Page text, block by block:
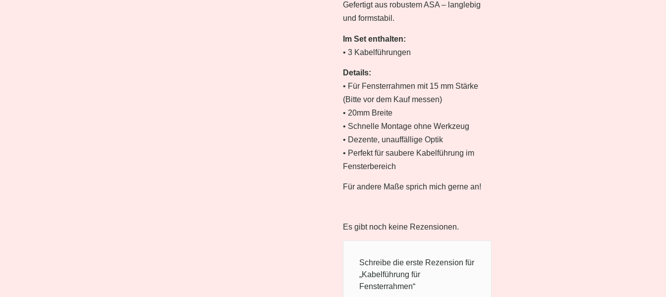
Gefertigt aus robustem ASA – langlebig
und formstabil.
Im Set enthalten:
• 3 Kabelführungen
Details:
• Für Fensterrahmen mit 15 mm Stärke
(Bitte vor dem Kauf messen)
• 20mm Breite
• Schnelle Montage ohne Werkzeug
• Dezente, unauffällige Optik
• Perfekt für saubere Kabelführung im
Fensterbereich
Für andere Maße sprich mich gerne an!
Es gibt noch keine Rezensionen.
Schreibe die erste Rezension für
„Kabelführung für
Fensterrahmen“